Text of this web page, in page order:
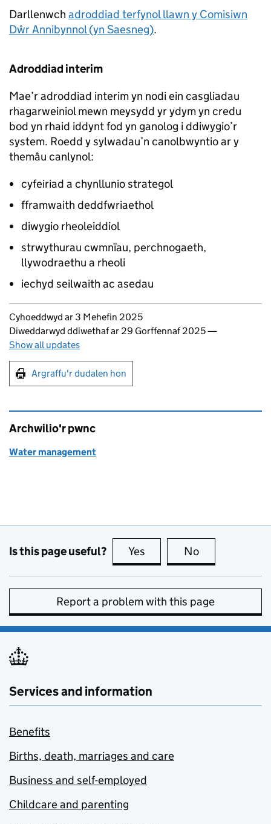
Darllenwch adroddiad terfynol llawn y Comisiwn
Dŵr Annibynnol (yn Saesneg).
Adroddiad interim
Mae’r adroddiad interim yn nodi ein casgliadau
rhagarweiniol mewn meysydd yr ydym yn credu
bod yn rhaid iddynt fod yn ganolog i ddiwygio’r
system. Roedd y sylwadau’n canolbwyntio ar y
themâu canlynol:
cyfeiriad a chynllunio strategol
fframwaith deddfwriaethol
diwygio rheoleiddiol
strwythurau cwmnïau, perchnogaeth,
llywodraethu a rheoli
iechyd seilwaith ac asedau
Updates to this page
Cyhoeddwyd ar 3 Mehefin 2025
Diweddarwyd ddiwethaf ar 29 Gorffennaf 2025—
Show all updates
Argraffu'r dudalen hon
Argraffu'r dudalen hon
Archwilio'r pwnc
Water management
Is this page useful? Yes this page is useful
No
Report a problem with this page
Services and information
Benefits
Births, death, marriages and care
Business and self-employed
Childcare and parenting